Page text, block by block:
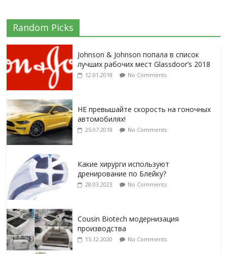
Random Picks
Johnson & Johnson попала в список
лучших рабочих мест Glassdoor’s 2018
12.01.2018 No Comments
НЕ превышайте скорость на гоночных
автомобилях!
25.07.2018 No Comments
Какие хирурги используют
дренирование по Блейку?
28.03.2023 No Comments
Cousin Biotech модернизация
производства
15.12.2020 No Comments